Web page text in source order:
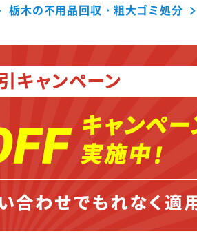
栃木の不用品回収・粗大ゴミ処分